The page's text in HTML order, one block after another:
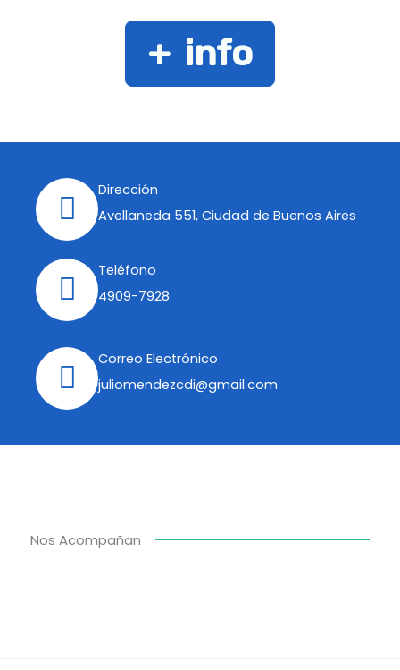
+ info
Dirección
Avellaneda 551, Ciudad de Buenos Aires
Teléfono
4909-7928
Correo Electrónico
juliomendezcdi@gmail.com
Nos Acompañan